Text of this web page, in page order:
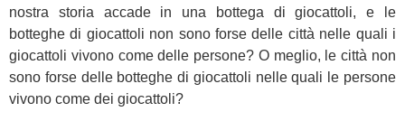
nostra storia accade in una bottega di giocattoli, e le
botteghe di giocattoli non sono forse delle città nelle quali i
giocattoli vivono come delle persone? O meglio, le città non
sono forse delle botteghe di giocattoli nelle quali le persone
vivono come dei giocattoli?